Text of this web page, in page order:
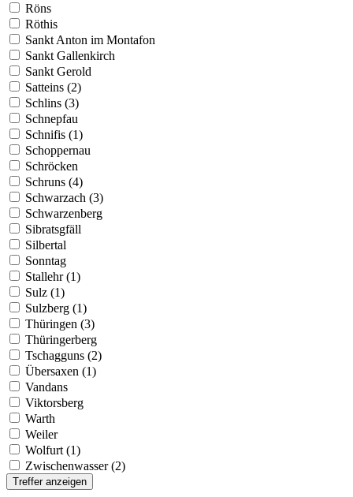
Röns
Röthis
Sankt Anton im Montafon
Sankt Gallenkirch
Sankt Gerold
Satteins (2)
Schlins (3)
Schnepfau
Schnifis (1)
Schoppernau
Schröcken
Schruns (4)
Schwarzach (3)
Schwarzenberg
Sibratsgfäll
Silbertal
Sonntag
Stallehr (1)
Sulz (1)
Sulzberg (1)
Thüringen (3)
Thüringerberg
Tschagguns (2)
Übersaxen (1)
Vandans
Viktorsberg
Warth
Weiler
Wolfurt (1)
Zwischenwasser (2)
Treffer anzeigen